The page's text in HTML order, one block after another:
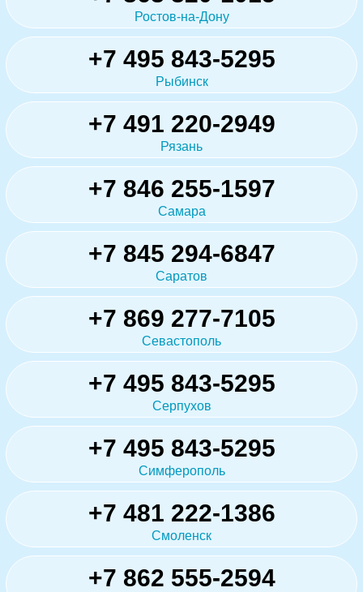
Ростов-на-Дону
+7 495 843-5295
Рыбинск
+7 491 220-2949
Рязань
+7 846 255-1597
Самара
+7 845 294-6847
Саратов
+7 869 277-7105
Севастополь
+7 495 843-5295
Серпухов
+7 495 843-5295
Симферополь
+7 481 222-1386
Смоленск
+7 862 555-2594